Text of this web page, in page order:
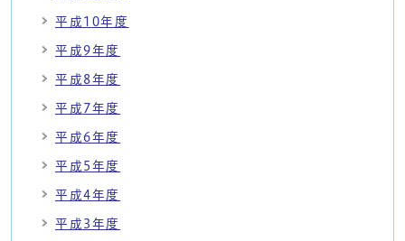
平成10年度
平成9年度
平成8年度
平成7年度
平成6年度
平成5年度
平成4年度
平成3年度